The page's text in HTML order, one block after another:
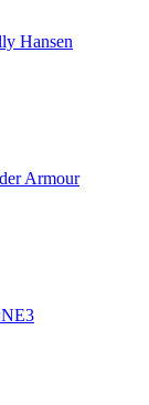
Hansen
Armour